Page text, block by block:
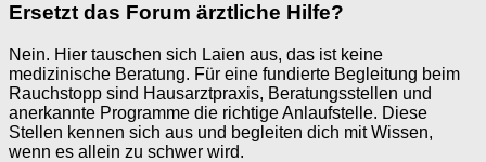
Ersetzt das Forum ärztliche Hilfe?
Nein. Hier tauschen sich Laien aus, das ist keine
medizinische Beratung. Für eine fundierte Begleitung beim
Rauchstopp sind Hausarztpraxis, Beratungsstellen und
anerkannte Programme die richtige Anlaufstelle. Diese
Stellen kennen sich aus und begleiten dich mit Wissen,
wenn es allein zu schwer wird.